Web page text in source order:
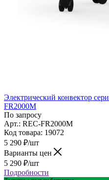
Электрический конвектор
FR2000M
По запросу
Арт.: REC-FR2000M
Код товара: 19072
5 290 ₽/шт
Варианты цен
5 290 ₽/шт
Подробности